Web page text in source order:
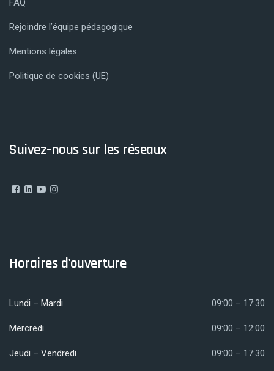
FAQ
Rejoindre l’équipe pédagogique
Mentions légales
Politique de cookies (UE)
Suivez-nous sur les réseaux
Horaires d'ouverture
Lundi – Mardi 09:00 – 17:30
Mercredi 09:00 – 12:00
Jeudi – Vendredi 09:00 – 17:30